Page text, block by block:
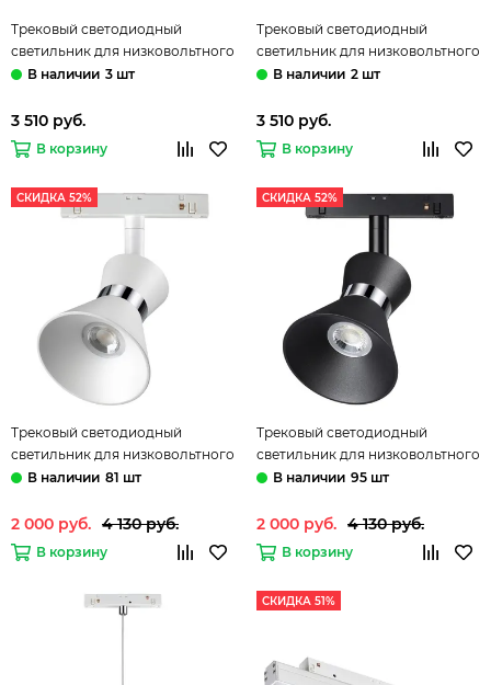
Трековый светодиодный
светильник для низковольтного
шинопровода 358393 черный/
3 шт
3 510 руб.
В корзину
Трековый светодиодный
светильник для низковольтного
шинопровода 358394 белый/
2 шт
3 510 руб.
В корзину
СКИДКА 52%
Трековый светодиодный
светильник для низковольтного
шинопровода 358399 белый/
81 шт
2 000 руб. 4 130 руб.
В корзину
СКИДКА 52%
Трековый светодиодный
светильник для низковольтного
шинопровода 358400 черный/
95 шт
2 000 руб. 4 130 руб.
В корзину
СКИДКА 51%